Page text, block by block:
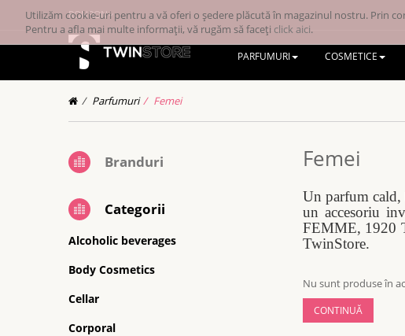
RONRON
PARFUMURI COSMETICE
Parfumuri Femei
Branduri
Categorii
Alcoholic beverages
Body Cosmetics
Cellar
Corporal
Femei
Un parfum cald,
un accesoriu
FEMME, 1920
TwinStore.
Nu sunt produse în
CONTINUĂ
Utilizăm cookie-uri pentru a vă oferi o ședere plăcută în magazinul nostru. Prin
Pentru a afla mai multe informații, vă rugăm să faceți click aici.